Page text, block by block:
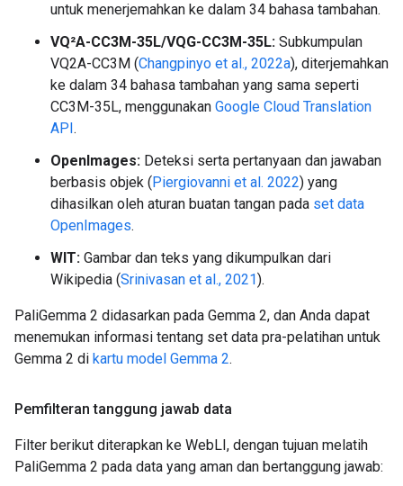
untuk menerjemahkan ke dalam 34 bahasa tambahan.
VQ²A-CC3M-35L/VQG-CC3M-35L: Subkumpulan
VQ2A-CC3M (Changpinyo et al., 2022a), diterjemahkan
ke dalam 34 bahasa tambahan yang sama seperti
CC3M-35L, menggunakan Google Cloud Translation
API.
OpenImages: Deteksi serta pertanyaan dan jawaban
berbasis objek (Piergiovanni et al. 2022) yang
dihasilkan oleh aturan buatan tangan pada set data
OpenImages.
WIT: Gambar dan teks yang dikumpulkan dari
Wikipedia (Srinivasan et al., 2021).
PaliGemma 2 didasarkan pada Gemma 2, dan Anda dapat
menemukan informasi tentang set data pra-pelatihan untuk
Gemma 2 di kartu model Gemma 2.
Pemfilteran tanggung jawab data
Filter berikut diterapkan ke WebLI, dengan tujuan melatih
PaliGemma 2 pada data yang aman dan bertanggung jawab: